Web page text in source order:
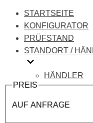
STARTSEITE
KONFIGURATOR
PRÜFSTAND
STANDORT /
HÄNDLER
Leistung:163 PS
Drehmoment: 350 NM
Motortyp:Diesel
PREIS
AUF ANFRAGE
PREIS
AUF ANFRAGE